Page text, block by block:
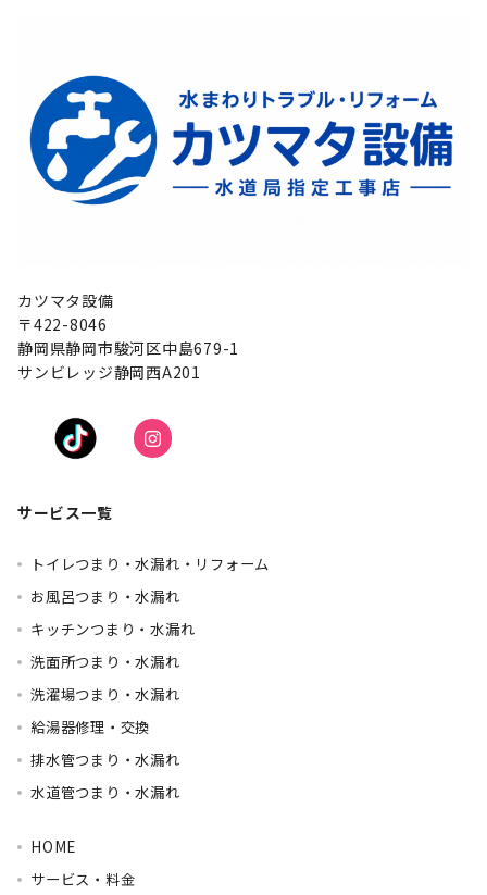
カツマタ設備
〒422-8046
静岡県静岡市駿河区中島679-1
サンビレッジ静岡西A201
サービス一覧
トイレつまり・水漏れ・リフォーム
お風呂つまり・水漏れ
キッチンつまり・水漏れ
洗面所つまり・水漏れ
洗濯場つまり・水漏れ
給湯器修理・交換
排水管つまり・水漏れ
水道管つまり・水漏れ
HOME
サービス・料金